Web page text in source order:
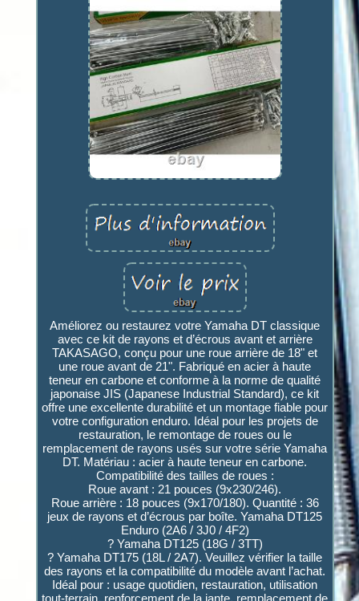
Améliorez ou restaurez votre Yamaha DT classique
avec ce kit de rayons et d’écrous avant et arrière
TAKASAGO, conçu pour une roue arrière de 18" et
une roue avant de 21". Fabriqué en acier à haute
teneur en carbone et conforme à la norme de qualité
japonaise JIS (Japanese Industrial Standard), ce kit
offre une excellente durabilité et un montage fiable pour
votre configuration enduro. Idéal pour les projets de
restauration, le remontage de roues ou le
remplacement de rayons usés sur votre série Yamaha
DT. Matériau : acier à haute teneur en carbone.
Compatibilité des tailles de roues :
Roue avant : 21 pouces (9x230/246).
Roue arrière : 18 pouces (9x170/180). Quantité : 36
jeux de rayons et d’écrous par boîte. Yamaha DT125
Enduro (2A6 / 3J0 / 4F2)
? Yamaha DT125 (18G / 3TT)
? Yamaha DT175 (18L / 2A7). Veuillez vérifier la taille
des rayons et la compatibilité du modèle avant l’achat.
Idéal pour : usage quotidien, restauration, utilisation
tout-terrain, renforcement de la jante, remplacement de